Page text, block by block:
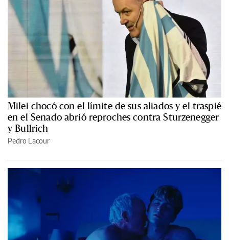
Milei chocó con el límite de sus aliados y el traspié
en el Senado abrió reproches contra Sturzenegger
y Bullrich
Pedro Lacour